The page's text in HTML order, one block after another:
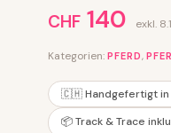
CHF 140 exkl.
Kategorien: PFERD,
🇨🇭 Handgefertigt in
📦 Track & Trace